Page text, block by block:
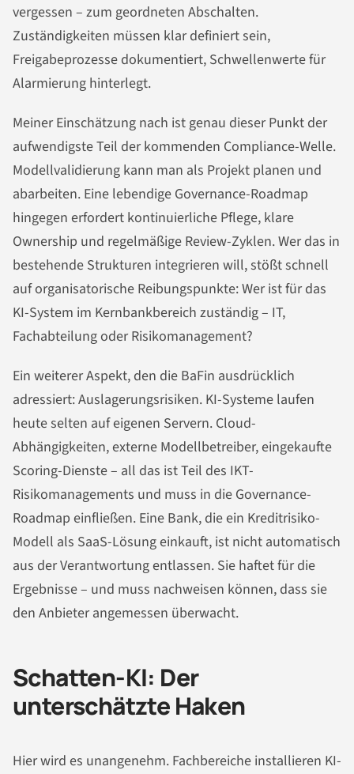
vergessen – zum geordneten Abschalten.
Zuständigkeiten müssen klar definiert sein,
Freigabeprozesse dokumentiert, Schwellenwerte für
Alarmierung hinterlegt.
Meiner Einschätzung nach ist genau dieser Punkt der
aufwendigste Teil der kommenden Compliance-Welle.
Modellvalidierung kann man als Projekt planen und
abarbeiten. Eine lebendige Governance-Roadmap
hingegen erfordert kontinuierliche Pflege, klare
Ownership und regelmäßige Review-Zyklen. Wer das in
bestehende Strukturen integrieren will, stößt schnell
auf organisatorische Reibungspunkte: Wer ist für das
KI-System im Kernbankbereich zuständig – IT,
Fachabteilung oder Risikomanagement?
Ein weiterer Aspekt, den die BaFin ausdrücklich
adressiert: Auslagerungsrisiken. KI-Systeme laufen
heute selten auf eigenen Servern. Cloud-
Abhängigkeiten, externe Modellbetreiber, eingekaufte
Scoring-Dienste – all das ist Teil des IKT-
Risikomanagements und muss in die Governance-
Roadmap einfließen. Eine Bank, die ein Kreditrisiko-
Modell als SaaS-Lösung einkauft, ist nicht automatisch
aus der Verantwortung entlassen. Sie haftet für die
Ergebnisse – und muss nachweisen können, dass sie
den Anbieter angemessen überwacht.
Schatten-KI: Der
unterschätzte Haken
Hier wird es unangenehm. Fachbereiche installieren KI-